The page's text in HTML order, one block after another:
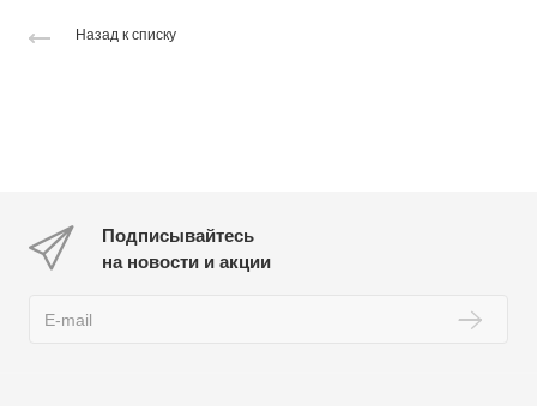
Назад к списку
Подписывайтесь
на новости и акции